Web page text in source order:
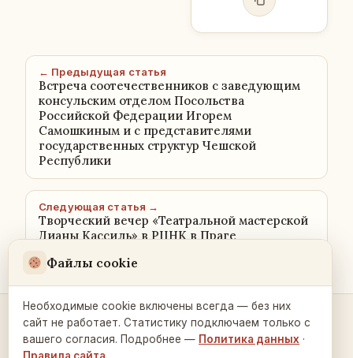
← Предыдущая статья
Встреча соотечественников с заведующим
консульским отделом Посольства
Российской Федерации Игорем
Самошкиным и с представителями
государственных структур Чешской
Республики
Следующая статья →
Творческий вечер «Театральной мастерской
Дианы Кассиль» в РЦНК в Праге
Контакты и связь →
Файлы cookie
Необходимые cookie включены всегда — без них
сайт не работает. Статистику подключаем только с
вашего согласия. Подробнее — Политика данных ·